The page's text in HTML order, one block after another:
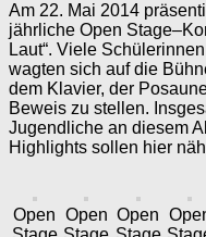
Am 22. Mai 2014
jährliche Open
Laut“. Viele
wagten sich auf die
dem Klavier, der
Beweis zu stellen.
Jugendliche an diesem
Highlights sollen hier
Open Open Open